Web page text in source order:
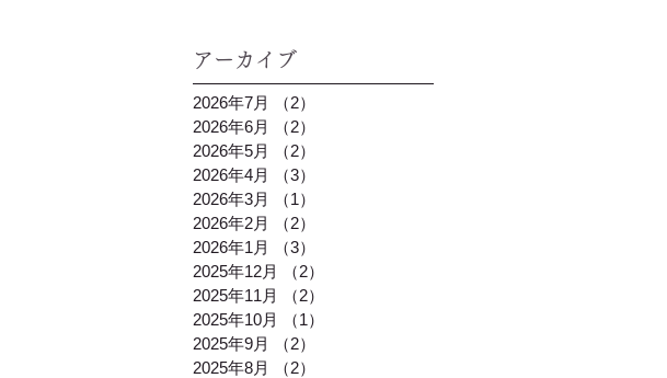
アーカイブ
2026年7月 （2）
2026年6月
（2）
2026年5月
（2）
2026年4月
（3）
2026年3月
（1）
2026年2月
（2）
2026年1月
（3）
2025年12月
（2）
2025年11月
（2）
2025年10月
（1）
2025年9月
（2）
2025年8月
（2）